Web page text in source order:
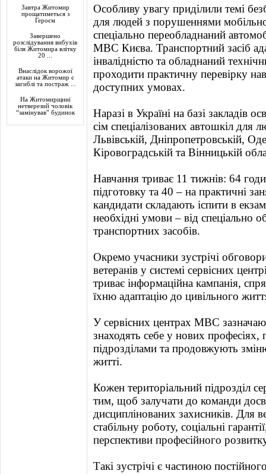
Завтра Житомир
прощатиметься з
Героєм
Завершено
розслідування вибухів
біля Житомира влітку
20 ...
Внаслідок ворожої
атаки на Житомир є
загиблі та постраж ...
На Житомирщині
нетверезий чоловік
“замінував” будинок
Особливу увагу приділили темі
для людей з порушеннями
спеціально переобладнаний
МВС Києва. Транспортний засіб
інвалідністю та обладнаний
проходити практичну перевірку
доступних умовах.
Наразі в Україні на базі закладів
сім спеціалізованих автошкіл для
Львівській, Дніпропетровській,
Кіровоградській та Вінницькій
Навчання триває 11 тижнів: 64
підготовку та 40 – на практичні
кандидати складають іспити в
необхідні умови – від спеціально
транспортних засобів.
Окремо учасники зустрічі
ветеранів у системі сервісних
триває інформаційна кампанія,
їхню адаптацію до цивільного
У сервісних центрах МВС
знаходять себе у нових
підрозділами та продовжують
житті.
Кожен територіальний підрозділ
тим, щоб залучати до команди
дисциплінованих захисників. Для
стабільну роботу, соціальні
перспективи професійного
Такі зустрічі є частиною